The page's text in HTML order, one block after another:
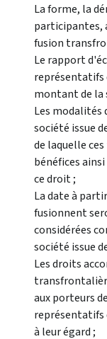
La forme, la
participantes,
fusion
Le rapport
représentatifs
montant de la
Les modalités
société issue
de laquelle
bénéfices
ce droit ;
La date à
fusionnent
considérées
société issue
Les droits
aux porteurs
représentatifs
à leur égard ;